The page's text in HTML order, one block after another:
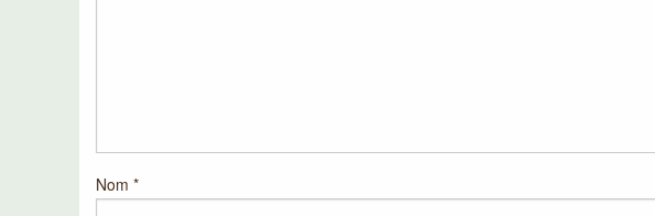
Nom *